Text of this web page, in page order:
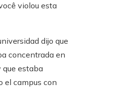
violou esta
dijo que
concentrada en
estaba
el campus con